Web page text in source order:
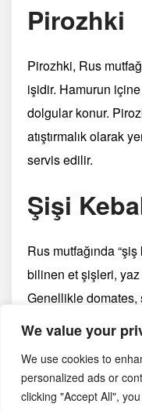
We value your
We use cookies to
personalized ads or
clicking "Accept All",
Pirozhki
Pirozhki, Rus
işidir. Hamurun
dolgular konur.
atıştırmalık olarak
servis edilir.
Şişi
Rus mutfağında
bilinen et şişleri,
Genellikle
Shashlik, açık
yemeklerin bir
Rus